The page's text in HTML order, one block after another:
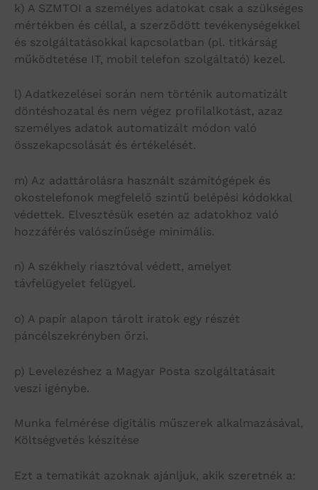
k) A SZMTOI a személyes adatokat csak a szükséges
mértékben és céllal, a szerződött tevékenységekkel
és szolgáltatásokkal kapcsolatban (pl. titkárság
működtetése IT, mobil telefon szolgáltató) kezel.
l) Adatkezelései során nem történik automatizált
döntéshozatal és nem végez profilalkotást, azaz
személyes adatok automatizált módon való
összekapcsolását és értékelését.
m) Az adattárolásra használt számítógépek és
okostelefonok megfelelő szintű belépési kódokkal
védettek. Elvesztésük esetén az adatokhoz való
hozzáférés valószínűsége minimális.
n) A székhely riasztóval védett, amelyet
távfelügyelet felügyel.
o) A papír alapon tárolt iratok egy részét
páncélszekrényben őrzi.
p) Levelezéshez a Magyar Posta szolgáltatásait
veszi igénybe.
Munka felmérése digitális műszerek alkalmazásával,
Költségvetés készítése
Ezt a tematikát azoknak ajánljuk, akik szeretnék a: